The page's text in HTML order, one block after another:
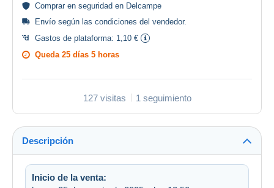
Comprar en seguridad en Delcampe
Envío según las condiciones del vendedor.
Gastos de plataforma: 1,10 €
Queda 25 días 5 horas
127 visitas 1 seguimiento
Descripción
Inicio de la venta: